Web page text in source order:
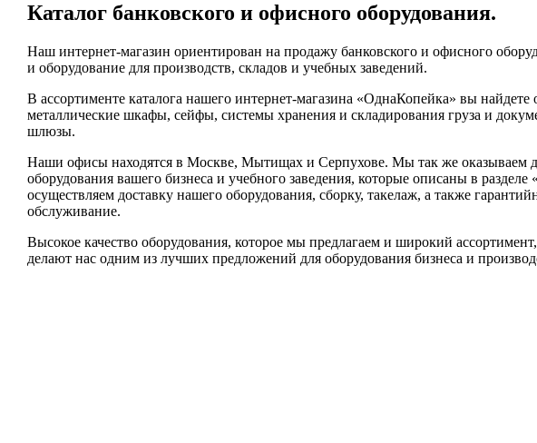
Каталог банковского и офисного оборудования.
Наш интернет-магазин ориентирован на продажу банковского и офисного
и оборудование для производств, складов и учебных заведений.
В ассортименте каталога нашего интернет-магазина «ОднаКопейка» вы
металлические шкафы, сейфы, системы хранения и складирования груза и
шлюзы.
Наши офисы находятся в Москве, Мытищах и Серпухове. Мы так же оказываем
оборудования вашего бизнеса и учебного заведения, которые описаны в
осуществляем доставку нашего оборудования, сборку, такелаж, а также
обслуживание.
Высокое качество оборудования, которое мы предлагаем и широкий
делают нас одним из лучших предложений для оборудования бизнеса и